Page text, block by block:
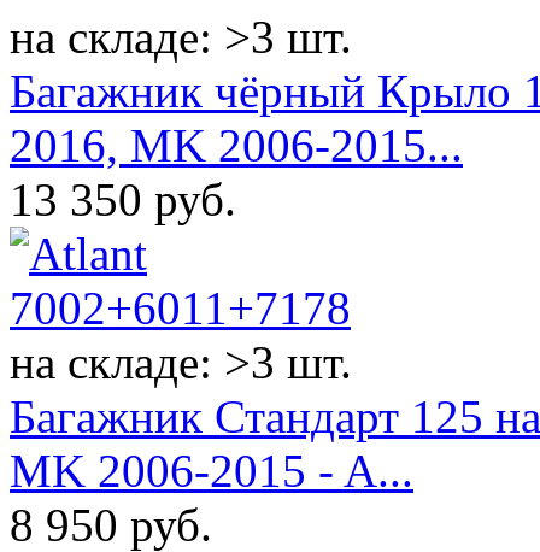
на складе: >3 шт.
Багажник чёрный Крыло
2016, MK 2006-2015...
13 350 руб.
на складе: >3 шт.
Багажник Стандарт 125
MK 2006-2015 - A...
8 950 руб.